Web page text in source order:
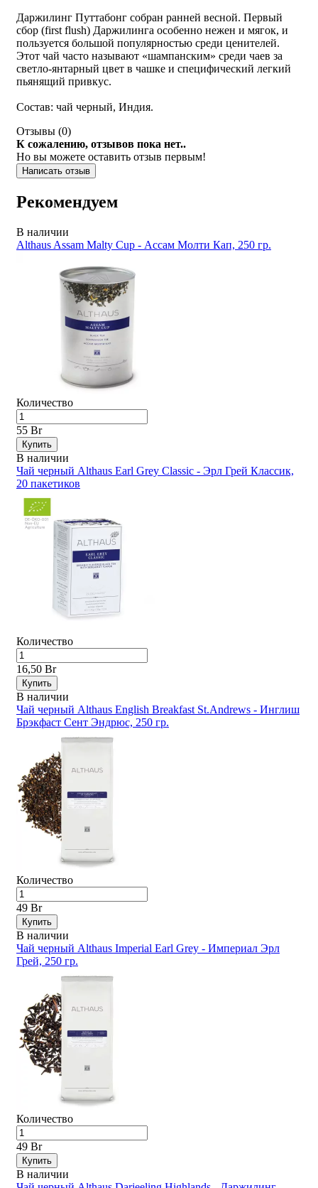
Даржилинг Путтабонг собран ранней весной. Первый
сбор (first flush) Даржилинга особенно нежен и мягок, и
пользуется большой популярностью среди ценителей.
Этот чай часто называют «шампанским» среди чаев за
светло-янтарный цвет в чашке и специфический легкий
пьянящий привкус.
Состав: чай черный, Индия.
Отзывы (0)
К сожалению, отзывов пока нет..
Но вы можете оставить отзыв первым!
Написать отзыв
Рекомендуем
В наличии
Althaus Assam Malty Cup - Ассам Молти Кап, 250 гр.
Количество
55 Br
Купить
В наличии
Чай черный Althaus Earl Grey Classic - Эрл Грей Классик,
20 пакетиков
Количество
16,50 Br
Купить
В наличии
Чай черный Althaus English Breakfast St.Andrews - Инглиш
Брэкфаст Сент Эндрюс, 250 гр.
Количество
49 Br
Купить
В наличии
Чай черный Althaus Imperial Earl Grey - Империал Эрл
Грей, 250 гр.
Количество
49 Br
Купить
В наличии